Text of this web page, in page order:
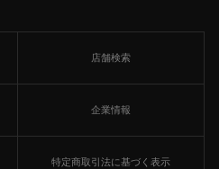
店舗検索
企業情報
特定商取引法に基づく表示